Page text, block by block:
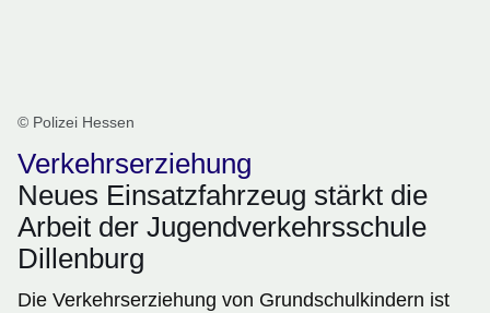
© Polizei Hessen
Verkehrserziehung
Neues Einsatzfahrzeug stärkt die
Arbeit der Jugendverkehrsschule
Dillenburg
Die Verkehrserziehung von Grundschulkindern ist